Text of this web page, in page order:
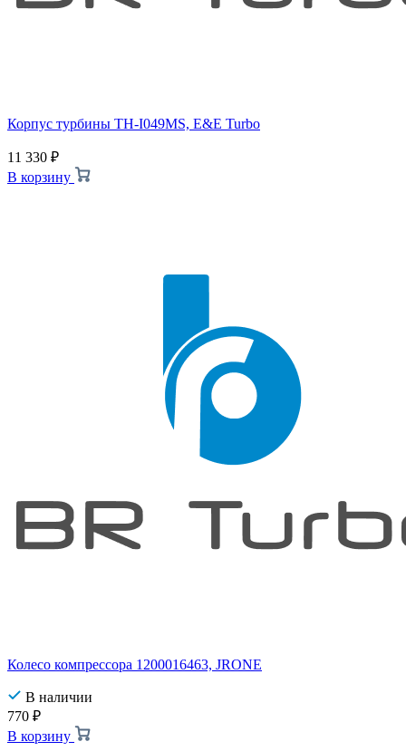
Корпус турбины TH-I049MS, E&E Turbo
11 330 ₽
В корзину
Колесо компрессора 1200016463, JRONE
В наличии
770 ₽
В корзину